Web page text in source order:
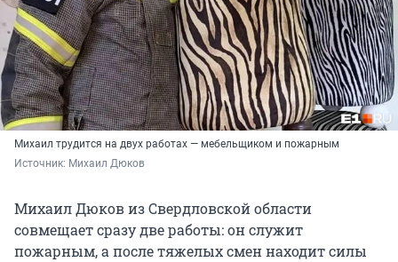
Михаил трудится на двух работах — мебельщиком и пожарным
Источник: Михаил Дюков
Михаил Дюков из Свердловской области
совмещает сразу две работы: он служит
пожарным, а после тяжелых смен находит силы